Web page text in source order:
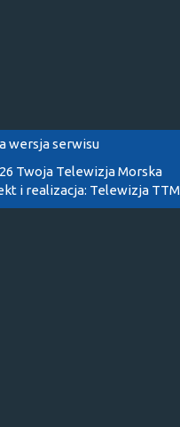
wersja serwisu
Twoja Telewizja Morska
i realizacja: Telewizja TTM